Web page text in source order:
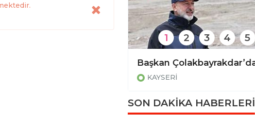
KAYSERİ
1 2 3 4 5
SON DAKİKA HABERLERİ